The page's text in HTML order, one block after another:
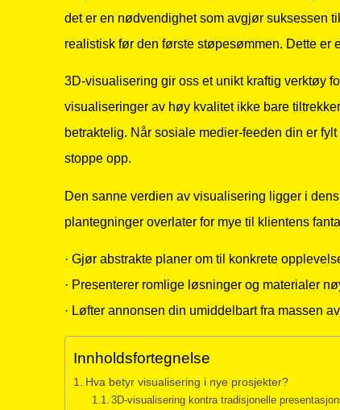
det er en nødvendighet som avgjør suksessen
realistisk før den første støpesømmen. Dette er
3D-visualisering gir oss et unikt kraftig verktøy
visualiseringer av høy kvalitet ikke bare
betraktelig. Når sosiale medier-feeden din er
stoppe opp.
Den sanne verdien av visualisering ligger i
plantegninger overlater for mye til klientens
· Gjør abstrakte planer om til konkrete
· Presenterer romlige løsninger og materialer
· Løfter annonsen din umiddelbart fra massen
Innholdsfortegnelse
Hva betyr visualisering i nye prosjekter?
3D-visualisering kontra tradisjonelle